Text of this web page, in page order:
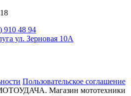
910 48 94
ул. Зерновая 10А
Пользовательское соглашение
Магазин мототехники